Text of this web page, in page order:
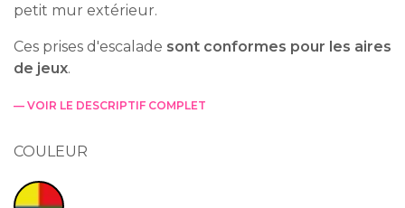
petit mur extérieur.
Ces prises d'escalade sont conformes pour les aires
de jeux.
— VOIR LE DESCRIPTIF COMPLET
COULEUR
Multicolore